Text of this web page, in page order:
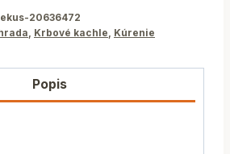
20636472
, Krbové kachle, Kúrenie
Popis